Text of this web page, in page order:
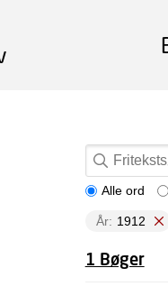
Alle ord
År: 1912
1 Bøger